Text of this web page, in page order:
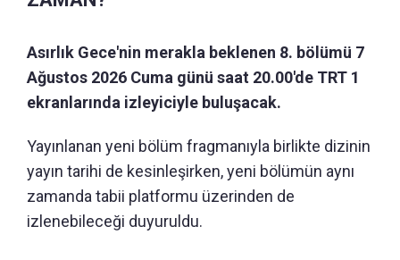
Asırlık Gece'nin merakla beklenen 8. bölümü 7
Ağustos 2026 Cuma günü saat 20.00'de TRT 1
ekranlarında izleyiciyle buluşacak.
Yayınlanan yeni bölüm fragmanıyla birlikte dizinin
yayın tarihi de kesinleşirken, yeni bölümün aynı
zamanda tabii platformu üzerinden de
izlenebileceği duyuruldu.